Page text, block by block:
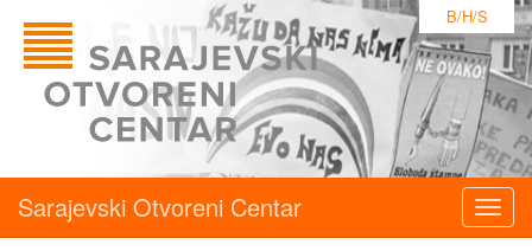
B/H/S
Sarajevski Otvoreni Centar